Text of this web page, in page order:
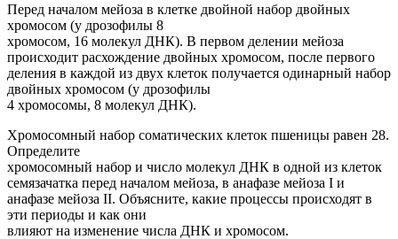
Перед началом мейоза в клетке двойной набор двойных
хромосом (у дрозофилы 8
хромосом, 16 молекул ДНК). В первом делении мейоза
происходит расхождение двойных хромосом, после первого
деления в каждой из двух клеток получается одинарный набор
двойных хромосом (у дрозофилы
4 хромосомы, 8 молекул ДНК).
Хромосомный набор соматических клеток пшеницы равен 28.
Определите
хромосомный набор и число молекул ДНК в одной из клеток
семязачатка перед началом мейоза, в анафазе мейоза I и
анафазе мейоза II. Объясните, какие процессы происходят в
эти периоды и как они
влияют на изменение числа ДНК и хромосом.